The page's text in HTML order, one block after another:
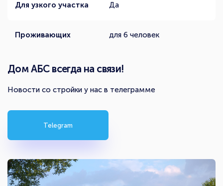
Для узкого участка Да
Проживающих для 6 человек
Дом АБС всегда на связи!
Новости со стройки у нас в телеграмме
Telegram